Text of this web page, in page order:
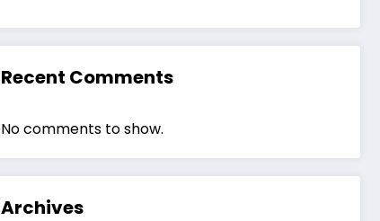
Recent Comments
No comments to show.
Archives